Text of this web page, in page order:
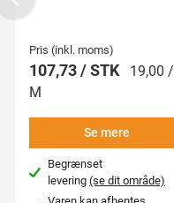
Pris (inkl. moms)
107,73 / STK
19,00 /
M
Se mere
Begrænset
levering(se dit område)
Previous